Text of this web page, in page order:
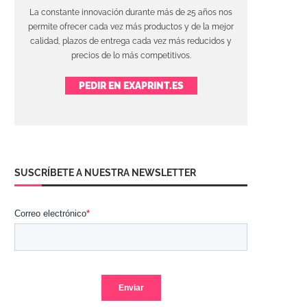
La constante innovación durante más de 25 años nos
permite ofrecer cada vez más productos y de la mejor
calidad, plazos de entrega cada vez más reducidos y
precios de lo más competitivos.
PEDIR EN EXAPRINT.ES
SUSCRÍBETE A NUESTRA NEWSLETTER